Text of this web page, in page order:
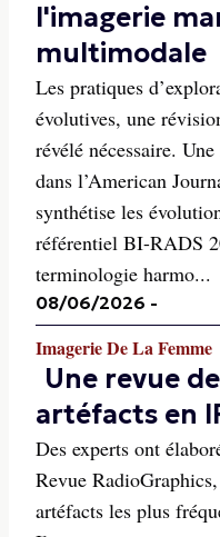
l'imagerie
multimodale
Les pratiques
évolutives, une
révélé nécessaire.
dans l’American
synthétise les
référentiel BI-RADS
terminologie harmo...
08/06/2026 -
Imagerie De La Femme
Une revue
artéfacts en
Des experts ont
Revue
artéfacts les plus